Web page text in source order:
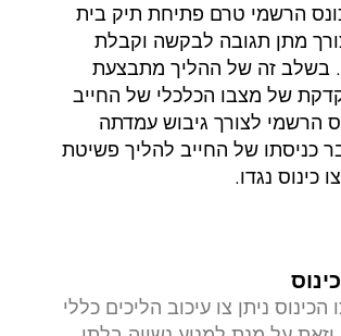
הרשמי טרם פתיחת תיק בית
מתן תגובה לבקשה וקבלת
בשלב זה של ההליך מתבצעת
של מצבו הכלכלי של החייב
הרשמי לצורך גיבוש עמדתה
כניסתו של החייב להליך פשיטת
כינוס נגדו.
ניתן צו עיכוב הליכים כללי